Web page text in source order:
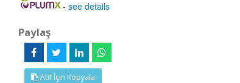
-see details
Paylaş
Atıf İçin Kopyala